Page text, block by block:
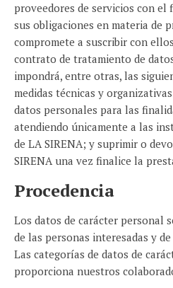
proveedores de servicios con el
sus obligaciones en materia de
compromete a suscribir con
contrato de tratamiento de
impondrá, entre otras, las
medidas técnicas y
datos personales para las
atendiendo únicamente a las
de LA SIRENA; y suprimir o
SIRENA una vez finalice la
Procedencia
Los datos de carácter personal
de las personas interesadas y
Las categorías de datos de
proporciona nuestros